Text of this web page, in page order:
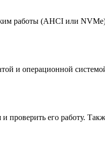
работы (AHCI или
и операционной
проверить его работу.